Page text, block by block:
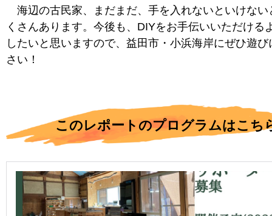
海辺の古民家、まだまだ、手を入れないといけない
くさんあります。今後も、DIYをお手伝いいただける
したいと思いますので、益田市・小浜海岸にぜひ遊び
さい！
このレポートのプログラムはこち